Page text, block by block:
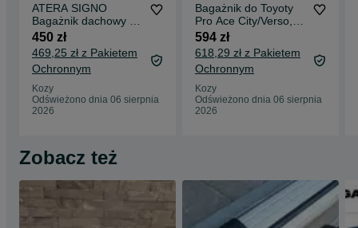
ATERA SIGNO
Bagażnik dachowy do
VW Touran II bez
relingów 09.2015 ->
450 zł
469,25 zł z Pakietem
Ochronnym
Kozy
Odświeżono dnia 06 sierpnia
2026
Bagażnik do Toyoty
Pro Ace City/Verso,
Berlingo, Combo,
Partner / 310/
594 zł
618,29 zł z Pakietem
Ochronnym
Kozy
Odświeżono dnia 06 sierpnia
2026
Zobacz też